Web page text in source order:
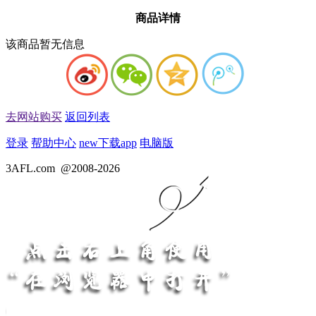
商品详情
该商品暂无信息
去网站购买 返回列表
登录 帮助中心 new下载app 电脑版
3AFL.com @2008-2026